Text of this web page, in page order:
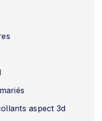
aspect 3d